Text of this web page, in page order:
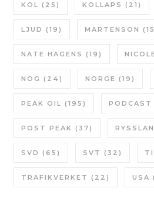
KOL (25) KOLLAPS (21)
LJUD (19) MARTENSON
NATE HAGENS (19)
NOG (24) NORGE (19)
PEAK OIL (195) PODCAST
POST PEAK (37)
SVD (65) SVT (32)
TRAFIKVERKET (22) USA